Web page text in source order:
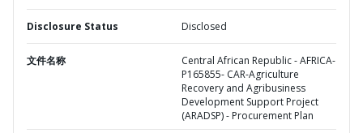
Disclosure Status Disclosed
文件名称
Central African Republic - AFRICA-
P165855- CAR-Agriculture
Recovery and Agribusiness
Development Support Project
(ARADSP) - Procurement Plan